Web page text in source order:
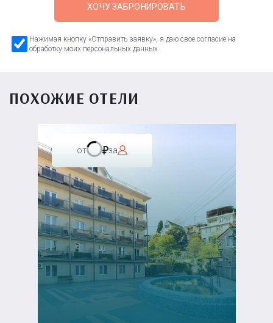
ХОЧУ ЗАБРОНИРОВАТЬ
Нажимая кнопку «Отправить заявку», я даю свое согласие на
обработку моих персональных данных
ПОХОЖИЕ ОТЕЛИ
от за